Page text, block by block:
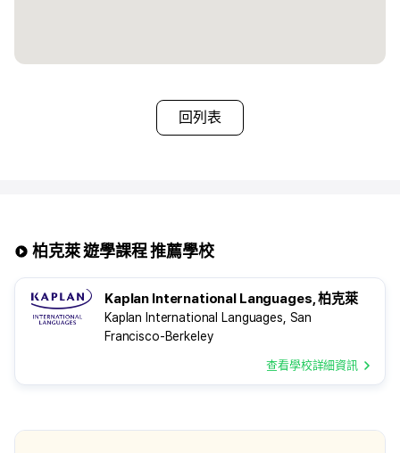
回列表
柏克萊 遊學課程 推薦學校
Kaplan International Languages, 柏克萊
Kaplan International Languages, San
Francisco-Berkeley
查看學校詳細資訊